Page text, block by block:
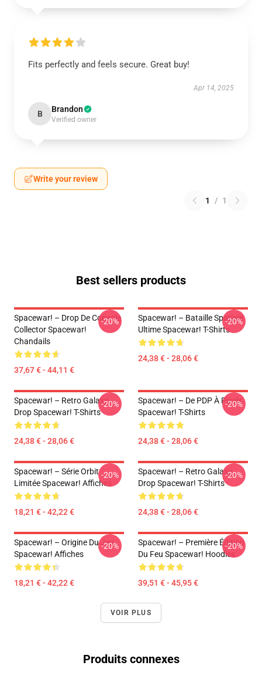
Fits perfectly and feels secure. Great buy!
Apr 14, 2025
B Brandon
Verified owner
Write your review
1 / 1
Best sellers products
Spacewar! – Drop De Console
Collector Spacewar!
Chandails
37,67 € - 44,11 €
-20%
Spacewar! – Bataille Spatiale
Ultime Spacewar! T-Shirts
24,38 € - 28,06 €
-20%
Spacewar! – Retro Galaxy
Drop Spacewar! T-Shirts
24,38 € - 28,06 €
-20%
Spacewar! – De PDP À Pixels
Spacewar! T-Shirts
24,38 € - 28,06 €
-20%
Spacewar! – Série Orbit
Limitée Spacewar! Affiches
18,21 € - 42,22 €
-20%
Spacewar! – Retro Galaxy
Drop Spacewar! T-Shirts
24,38 € - 28,06 €
-20%
Spacewar! – Origine Du Jeu
Spacewar! Affiches
18,21 € - 42,22 €
-20%
Spacewar! – Première Édition
Du Feu Spacewar! Hoodies
39,51 € - 45,95 €
-20%
VOIR PLUS
Produits connexes